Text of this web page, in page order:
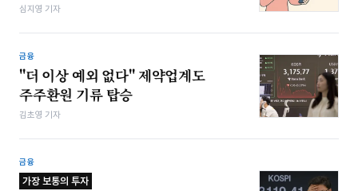
심지영 기자
금융
"더 이상 예외 없다" 제약업계도
주주환원 기류 탑승
김초영 기자
금융
가장 보통의 투자